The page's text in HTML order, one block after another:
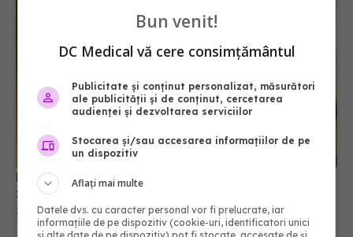
De ce să-ți pui coajă de banană pe față timp de 7
22 aug 2025, 23:05
Bun venit!
DC Medical vă cere consimțământul
Publicitate și conținut personalizat, măsurători
ale publicității și de conținut, cercetarea
audienței și dezvoltarea serviciilor
Stocarea și/sau accesarea informațiilor de pe
un dispozitiv
Aflați mai multe
Datele dvs. cu caracter personal vor fi prelucrate, iar
informațiile de pe dispozitiv (cookie-uri, identificatori unici